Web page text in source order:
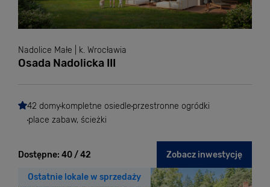
Nadolice Małe | k. Wrocławia
Osada Nadolicka III
42 domy kompletne osiedle przestronne ogródki
place zabaw, ścieżki
Dostępne: 40 / 42 Zobacz inwestycję
Ostatnie lokale w sprzedaży